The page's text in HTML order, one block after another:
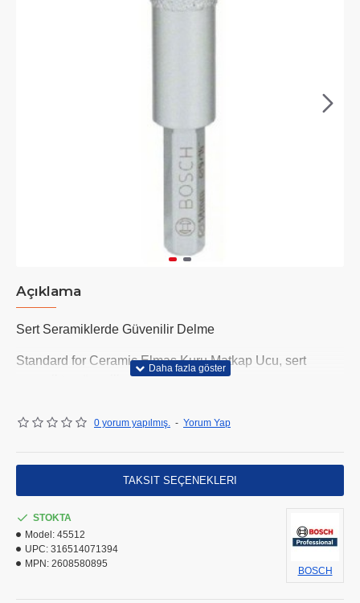
Açıklama
Sert Seramiklerde Güvenilir Delme
Standard for Ceramic Elmas Kuru Matkap Ucu, sert
seramikte güvenilir delme olanağı sunar
sonuçlar sunar
Entegre yağlı soğutma sistemi aşırı ısınmaya engel olur,
kuru kullanım olanağı ve uzun süre dayanıklılık sunar
Bağlantı 8 mm
0 yorum yapılmış. - Yorum Yap
TAKSIT SEÇENEKLERI
STOKTA
Model: 45512
UPC: 316514071394
MPN: 2608580895
BOSCH